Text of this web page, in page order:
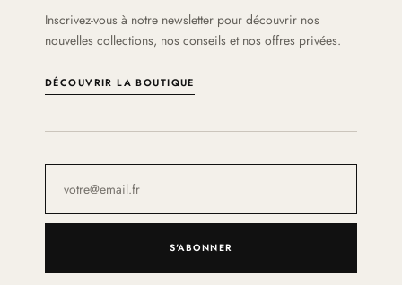
Inscrivez-vous à notre newsletter pour découvrir nos
nouvelles collections, nos conseils et nos offres privées.
DÉCOUVRIR LA BOUTIQUE
S'ABONNER